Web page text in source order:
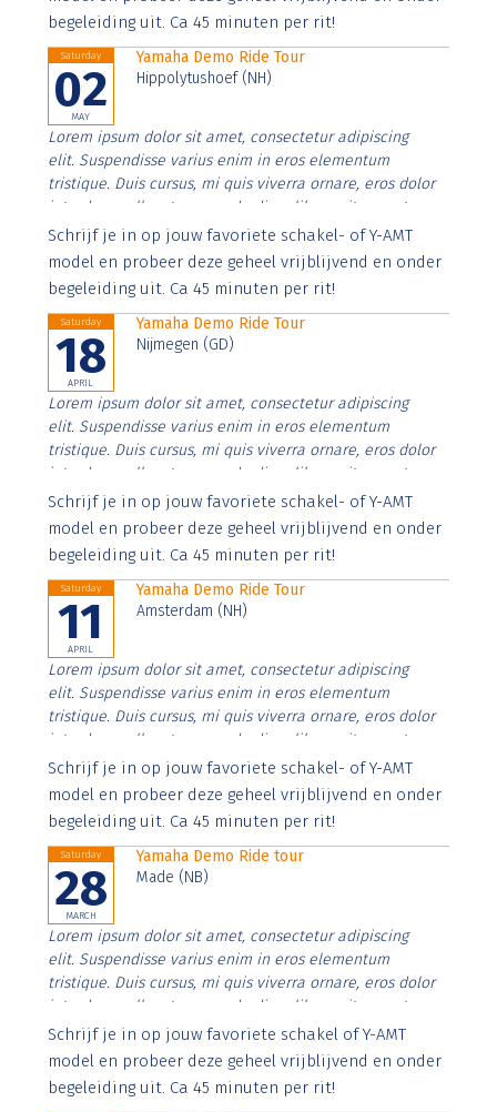
begeleiding uit. Ca 45 minuten per rit!
Saturday
02
MAY
Yamaha Demo Ride Tour
Hippolytushoef (NH)
Lorem ipsum dolor sit amet, consectetur adipiscing
elit. Suspendisse varius enim in eros elementum
tristique. Duis cursus, mi quis viverra ornare, eros dolor
interdum nulla, ut commodo diam libero vitae erat.
Aenean faucibus nibh et justo cursus id rutrum lorem
imperdiet. Nunc ut sem vitae risus tristique posuere.
Schrijf je in op jouw favoriete schakel- of Y-AMT
model en probeer deze geheel vrijblijvend en onder
begeleiding uit. Ca 45 minuten per rit!
Saturday
18
APRIL
Yamaha Demo Ride Tour
Nijmegen (GD)
Lorem ipsum dolor sit amet, consectetur adipiscing
elit. Suspendisse varius enim in eros elementum
tristique. Duis cursus, mi quis viverra ornare, eros dolor
interdum nulla, ut commodo diam libero vitae erat.
Aenean faucibus nibh et justo cursus id rutrum lorem
imperdiet. Nunc ut sem vitae risus tristique posuere.
Schrijf je in op jouw favoriete schakel- of Y-AMT
model en probeer deze geheel vrijblijvend en onder
begeleiding uit. Ca 45 minuten per rit!
Saturday
11
APRIL
Yamaha Demo Ride Tour
Amsterdam (NH)
Lorem ipsum dolor sit amet, consectetur adipiscing
elit. Suspendisse varius enim in eros elementum
tristique. Duis cursus, mi quis viverra ornare, eros dolor
interdum nulla, ut commodo diam libero vitae erat.
Aenean faucibus nibh et justo cursus id rutrum lorem
imperdiet. Nunc ut sem vitae risus tristique posuere.
Schrijf je in op jouw favoriete schakel- of Y-AMT
model en probeer deze geheel vrijblijvend en onder
begeleiding uit. Ca 45 minuten per rit!
Saturday
28
MARCH
Yamaha Demo Ride tour
Made (NB)
Lorem ipsum dolor sit amet, consectetur adipiscing
elit. Suspendisse varius enim in eros elementum
tristique. Duis cursus, mi quis viverra ornare, eros dolor
interdum nulla, ut commodo diam libero vitae erat.
Aenean faucibus nibh et justo cursus id rutrum lorem
imperdiet. Nunc ut sem vitae risus tristique posuere.
Schrijf je in op jouw favoriete schakel of Y-AMT
model en probeer deze geheel vrijblijvend en onder
begeleiding uit. Ca 45 minuten per rit!